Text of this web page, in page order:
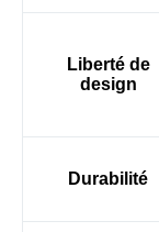
Liberté de
design
Durabilité